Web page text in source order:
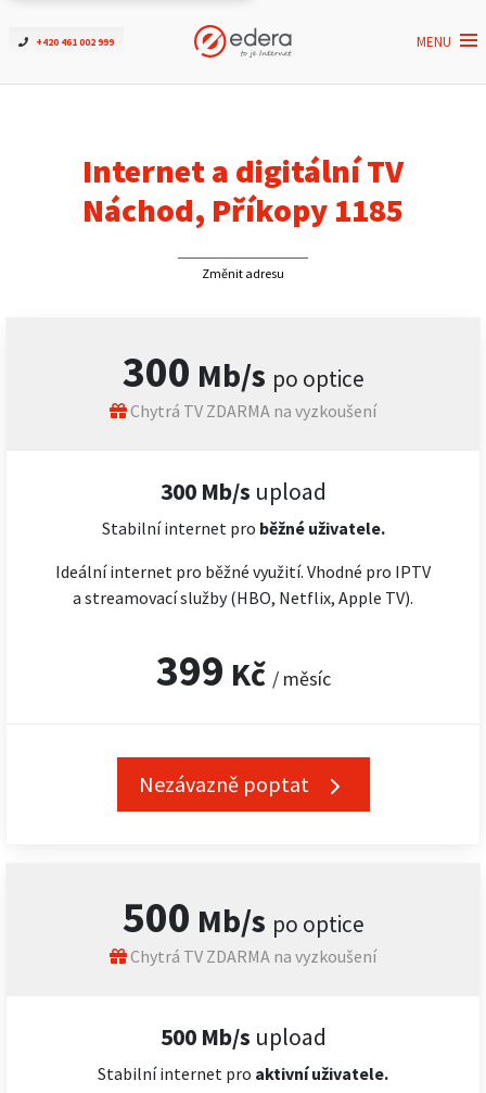
+420 461 002 999 MENU
Ověřit dostupnost
ČEZNET TV
Kontakt
Internet a digitální TV
Náchod, Příkopy 1185
Změnit adresu
300 Mb/s po optice
Chytrá TV ZDARMA na vyzkoušení
300 Mb/s upload
Stabilní internet pro běžné uživatele.
Ideální internet pro běžné využití. Vhodné pro IPTV
a streamovací služby (HBO, Netflix, Apple TV).
399 Kč / měsíc
Nezávazně poptat
500 Mb/s po optice
Chytrá TV ZDARMA na vyzkoušení
500 Mb/s upload
Stabilní internet pro aktivní uživatele.